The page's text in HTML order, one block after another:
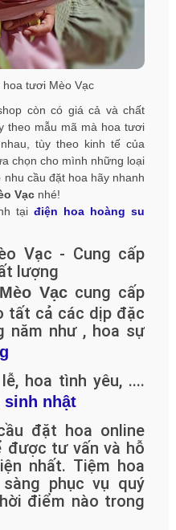
hoa tươi Mèo Vạc
còn có giá cả và chất
theo mẫu mã mà hoa tươi
tùy theo kinh tế của
chọn cho mình những loại
cầu đặt hoa hãy nhanh
Vạcnhé!
tạiđiện hoa hoàng su
Vạc - Cung cấp
lượng
Vạc cung cấp
tất cả các dịp đặc
năm như , hoa sự
hoa tình yêu,
sinh nhật
....
đặt hoa online
được tư vấn và hỗ
nhất. Tiệm hoa
phục vụ quý
điểm nào trong